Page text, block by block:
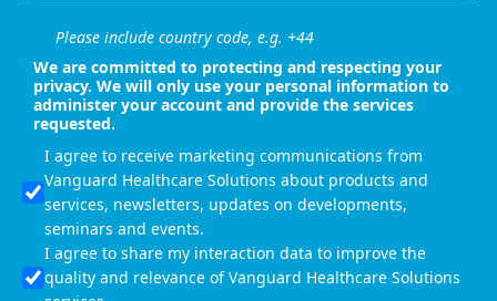
Please include country code, e.g. +44
We are committed to protecting and respecting your
privacy. We will only use your personal information to
administer your account and provide the services
requested.
I agree to receive marketing communications from
Vanguard Healthcare Solutions about products and
services, newsletters, updates on developments,
seminars and events.
I agree to share my interaction data to improve the
quality and relevance of Vanguard Healthcare Solutions